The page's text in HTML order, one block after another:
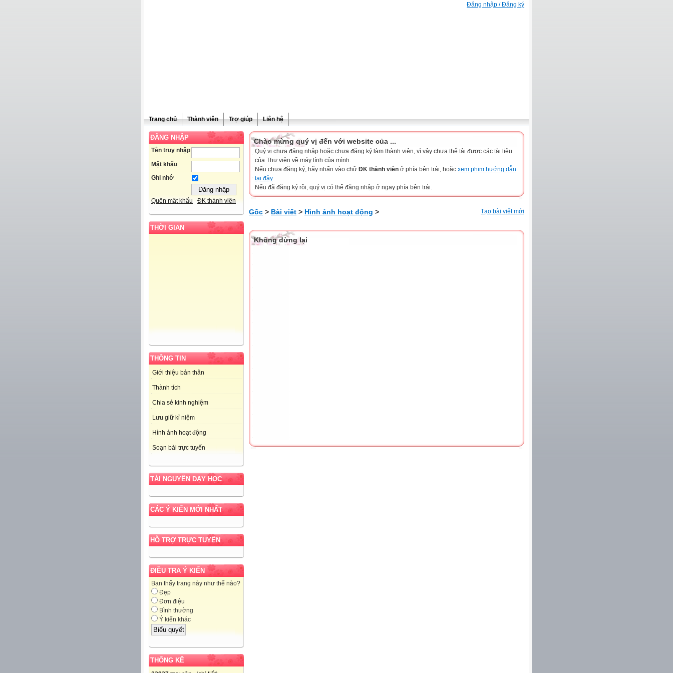
Đăng nhập / Đăng ký
Trang chủ Thành viên Trợ giúp Liên hệ
ĐĂNG NHẬP
Tên truy nhập
Mật khẩu
Ghi nhớ
Quên mật khẩu ĐK thành viên
THỜI GIAN
THÔNG TIN
Giới thiệu bản thân
Thành tích
Chia sẻ kinh nghiệm
Lưu giữ kỉ niệm
Hình ảnh hoạt động
Soạn bài trực tuyến
TÀI NGUYÊN DẠY HỌC
CÁC Ý KIẾN MỚI NHẤT
HỖ TRỢ TRỰC TUYẾN
ĐIỀU TRA Ý KIẾN
Bạn thấy trang này như thế nào?
Đẹp
Đơn điệu
Bình thường
Ý kiến khác
THỐNG KÊ
Chào mừng quý vị đến với website của ...
Quý vị chưa đăng nhập hoặc chưa đăng ký làm thành viên, vì vậy chưa thể tải được các tài liệu
của Thư viện về máy tính của mình.
Nếu chưa đăng ký, hãy nhấn vào chữ ĐK thành viên ở phía bên trái, hoặc xem phim hướng dẫn
tại đây
Nếu đã đăng ký rồi, quý vị có thể đăng nhập ở ngay phía bên trái.
Gốc > Bài viết > Hình ảnh hoạt động > Tạo bài viết mới
Không dừng lại